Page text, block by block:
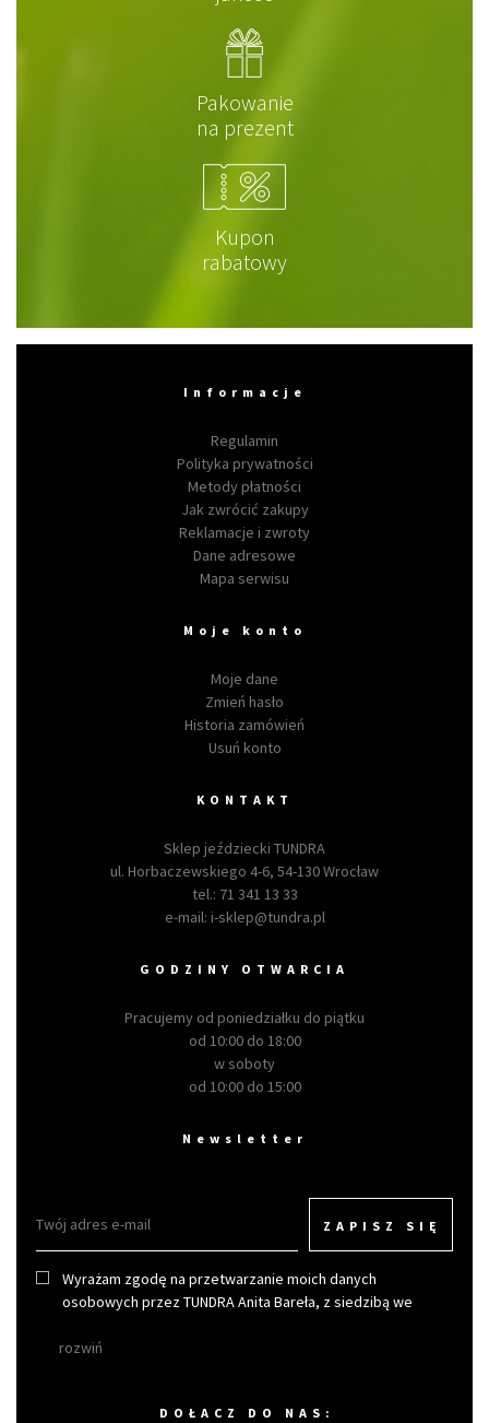
Pakowanie
na prezent
Kupon
rabatowy
Informacje
Regulamin
Polityka prywatności
Metody płatności
Jak zwrócić zakupy
Reklamacje i zwroty
Dane adresowe
Mapa serwisu
Moje konto
Moje dane
Zmień hasło
Historia zamówień
Usuń konto
KONTAKT
Sklep jeździecki TUNDRA
ul. Horbaczewskiego 4-6, 54-130 Wrocław
tel.: 71 341 13 33
e-mail: i-sklep@tundra.pl
GODZINY OTWARCIA
Pracujemy od poniedziałku do piątku
od 10:00 do 18:00
w soboty
od 10:00 do 15:00
Newsletter
ZAPISZ SIĘ
Wyrażam zgodę na przetwarzanie moich danych
osobowych przez TUNDRA Anita Bareła, z siedzibą we
rozwiń
DOŁACZ DO NAS: